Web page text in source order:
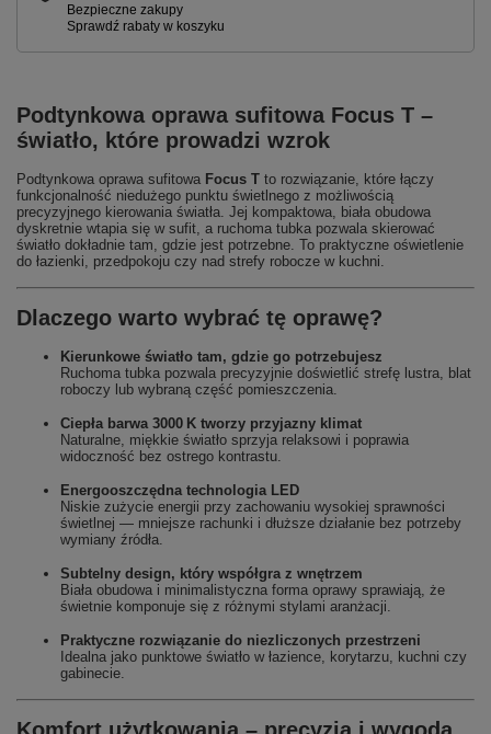
Podtynkowa oprawa sufitowa Focus T –
światło, które prowadzi wzrok
Podtynkowa oprawa sufitowa Focus T to rozwiązanie, które łączy
funkcjonalność niedużego punktu świetlnego z możliwością
precyzyjnego kierowania światła. Jej kompaktowa, biała obudowa
dyskretnie wtapia się w sufit, a ruchoma tubka pozwala skierować
światło dokładnie tam, gdzie jest potrzebne. To praktyczne oświetlenie
do łazienki, przedpokoju czy nad strefy robocze w kuchni.
Dlaczego warto wybrać tę oprawę?
Kierunkowe światło tam, gdzie go potrzebujesz
Ruchoma tubka pozwala precyzyjnie doświetlić strefę lustra, blat
roboczy lub wybraną część pomieszczenia.
Ciepła barwa 3000 K tworzy przyjazny klimat
Naturalne, miękkie światło sprzyja relaksowi i poprawia
widoczność bez ostrego kontrastu.
Energooszczędna technologia LED
Niskie zużycie energii przy zachowaniu wysokiej sprawności
świetlnej — mniejsze rachunki i dłuższe działanie bez potrzeby
wymiany źródła.
Subtelny design, który współgra z wnętrzem
Biała obudowa i minimalistyczna forma oprawy sprawiają, że
świetnie komponuje się z różnymi stylami aranżacji.
Praktyczne rozwiązanie do niezliczonych przestrzeni
Idealna jako punktowe światło w łazience, korytarzu, kuchni czy
gabinecie.